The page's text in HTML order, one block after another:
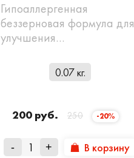
Гипоаллергенная
беззерновая формула для
улучшения…
0.07 кг.
200 руб. 250 -20%
- + В корзину